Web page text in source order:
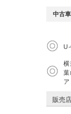
中古車
横
葉
ア
販売